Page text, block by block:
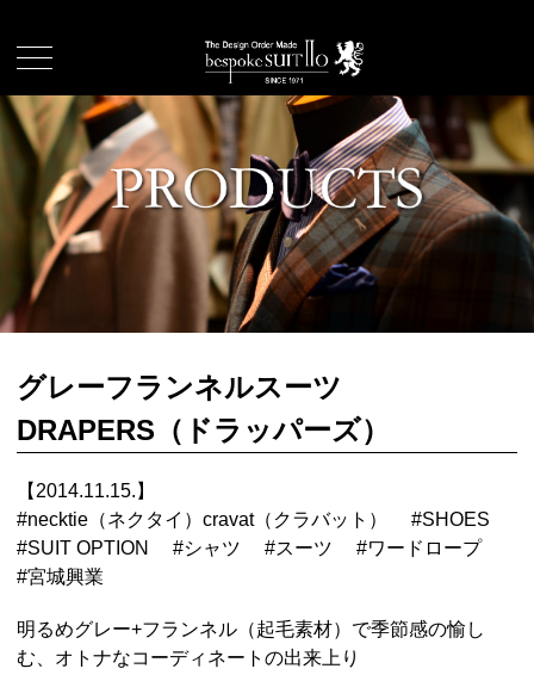
グレーフランネルスーツ
DRAPERS（ドラッパーズ）
【2014.11.15.】
#necktie（ネクタイ）cravat（クラバット） #SHOES
#SUIT OPTION #シャツ #スーツ #ワードロープ
#宮城興業
明るめグレー+フランネル（起毛素材）で季節感の愉し
む、オトナなコーディネートの出来上り